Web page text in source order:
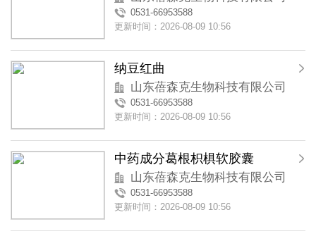
0531-66953588
更新时间：2026-08-09 10:56
纳豆红曲
山东蓓森克生物科技有限公司
0531-66953588
更新时间：2026-08-09 10:56
中药成分葛根枳椇软胶囊
山东蓓森克生物科技有限公司
0531-66953588
更新时间：2026-08-09 10:56